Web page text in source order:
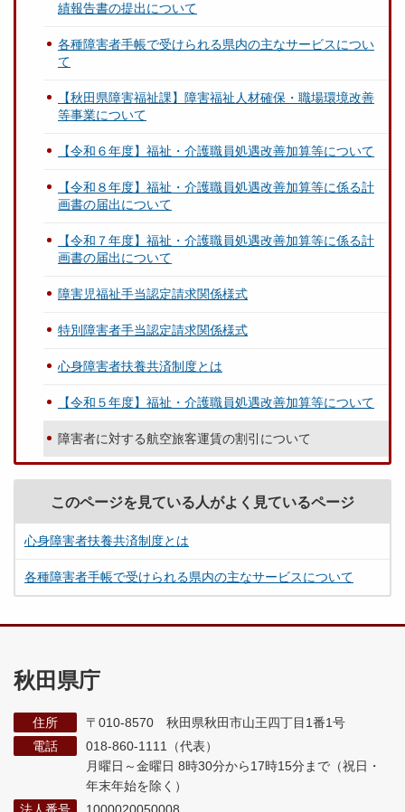
績報告書の提出について
各種障害者手帳で受けられる県内の主なサービスについ
て
【秋田県障害福祉課】障害福祉人材確保・職場環境改善
等事業について
【令和６年度】福祉・介護職員処遇改善加算等について
【令和８年度】福祉・介護職員処遇改善加算等に係る計
画書の届出について
【令和７年度】福祉・介護職員処遇改善加算等に係る計
画書の届出について
障害児福祉手当認定請求関係様式
特別障害者手当認定請求関係様式
心身障害者扶養共済制度とは
【令和５年度】福祉・介護職員処遇改善加算等について
障害者に対する航空旅客運賃の割引について
このページを見ている人がよく見ているページ
心身障害者扶養共済制度とは
各種障害者手帳で受けられる県内の主なサービスについて
秋田県庁
住所
〒010-8570 秋田県秋田市山王四丁目1番1号
電話
018-860-1111（代表）
月曜日～金曜日 8時30分から17時15分まで （祝日・
年末年始を除く）